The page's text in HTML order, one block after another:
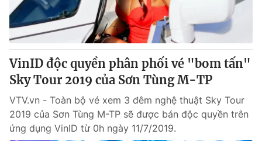
VinID độc quyền phân phối vé "bom tấn"
Sky Tour 2019 của Sơn Tùng M-TP
VTV.vn - Toàn bộ vé xem 3 đêm nghệ thuật Sky Tour
2019 của Sơn Tùng M-TP sẽ được bán độc quyền trên
ứng dụng VinID từ 0h ngày 11/7/2019.